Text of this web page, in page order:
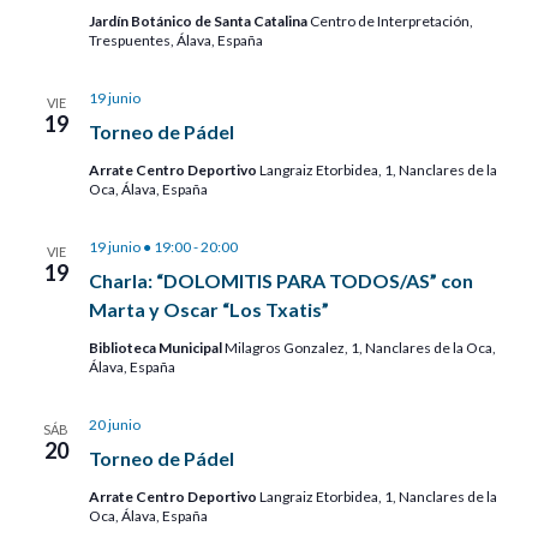
Jardín Botánico de Santa Catalina Centro de Interpretación,
Trespuentes, Álava, España
VIE
19 Torneo de Pádel
19 junio
Arrate Centro Deportivo Langraiz Etorbidea, 1, Nanclares de la
Oca, Álava, España
VIE
19
Charla: “DOLOMITIS PARA TODOS/AS” con
Marta y Oscar “Los Txatis”
19 junio ● 19:00-20:00
Biblioteca MunicipalMilagros Gonzalez, 1, Nanclares de la Oca,
Álava, España
SÁB
20 Torneo de Pádel
20 junio
Arrate Centro Deportivo Langraiz Etorbidea, 1, Nanclares de la
Oca, Álava, España